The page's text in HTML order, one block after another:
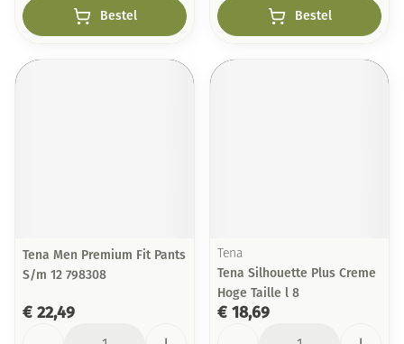
Bestel Bestel
Tena Men Premium Fit Pants
S/m 12 798308
€ 22,49
Tena
Tena Silhouette Plus Creme
Hoge Taille l 8
€ 18,69